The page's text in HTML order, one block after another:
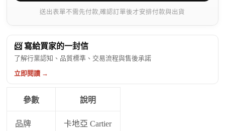
送出表單不需先付款,確認訂單後才安排付款與出貨
📨 寫給買家的一封信
了解行業認知、品質標準、交易流程與售後承諾
立即閱讀 →
參數 說明
品牌 卡地亞 Cartier